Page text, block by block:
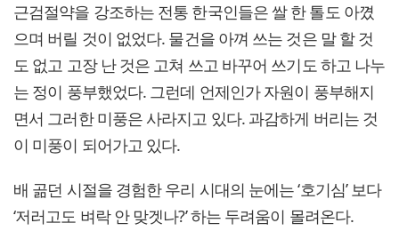
근검절약을 강조하는 전통 한국인들은 쌀 한 톨도 아꼈
으며 버릴 것이 없었다. 물건을 아껴 쓰는 것은 말 할 것
도 없고 고장 난 것은 고쳐 쓰고 바꾸어 쓰기도 하고 나누
는 정이 풍부했었다. 그런데 언제인가 자원이 풍부해지
면서 그러한 미풍은 사라지고 있다. 과감하게 버리는 것
이 미풍이 되어가고 있다.
배 곪던 시절을 경험한 우리 시대의 눈에는 ‘호기심’ 보다
‘저러고도 벼락 안 맞겟나?’ 하는 두려움이 몰려온다.